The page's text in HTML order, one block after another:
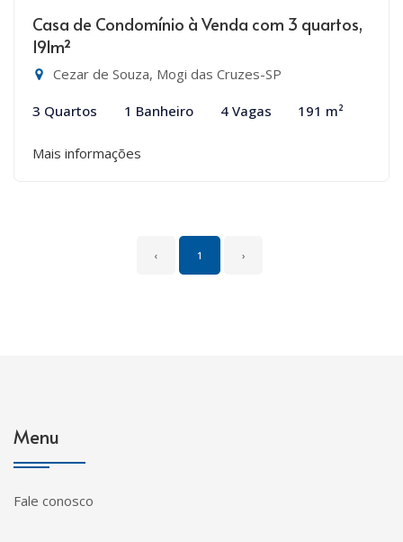
Casa de Condomínio à Venda com 3 quartos,
191m²
Cezar de Souza, Mogi das Cruzes-SP
3 Quartos 1 Banheiro 4 Vagas 191 m²
Mais informações
‹ 1 ›
Menu
Fale conosco